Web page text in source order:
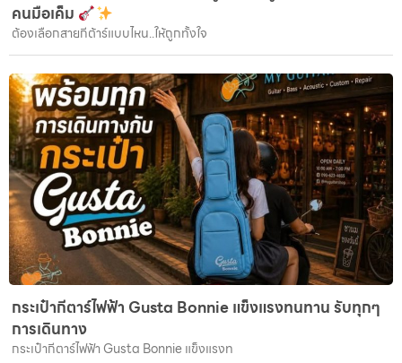
คนมือเค็ม
ต้องเลือกสายกีต้าร์แบบไหน..ให้ถูกทั้งใจ
กระเป๋ากีตาร์ไฟฟ้า Gusta Bonnie แข็งแรงทนทาน รับทุกๆ
การเดินทาง
กระเป๋ากีตาร์ไฟฟ้า Gusta Bonnie แข็งแรงท